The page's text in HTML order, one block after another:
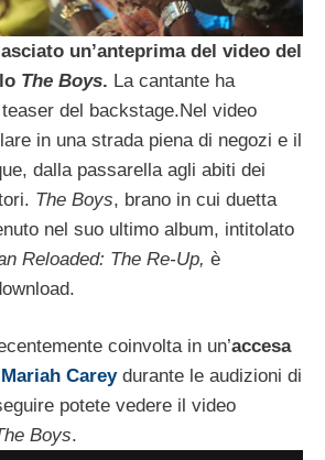
un’anteprima del video del
The Boys. La cantante ha
del backstage.Nel video
in una strada piena di negozi e il
dalla passarella agli abiti dei
The Boys, brano in cui duetta
nel suo ultimo album, intitolato
Reloaded: The Re-Up, è
coinvolta in un’accesa
Mariah Careydurante le audizioni di
potete vedere il video
Boys.